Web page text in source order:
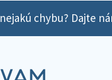
chybu? Dajte